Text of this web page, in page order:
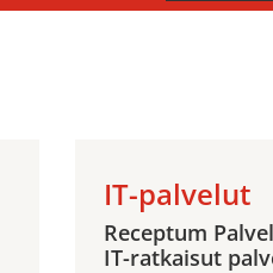
IT-palvelut
Receptum
IT-ratkaisut